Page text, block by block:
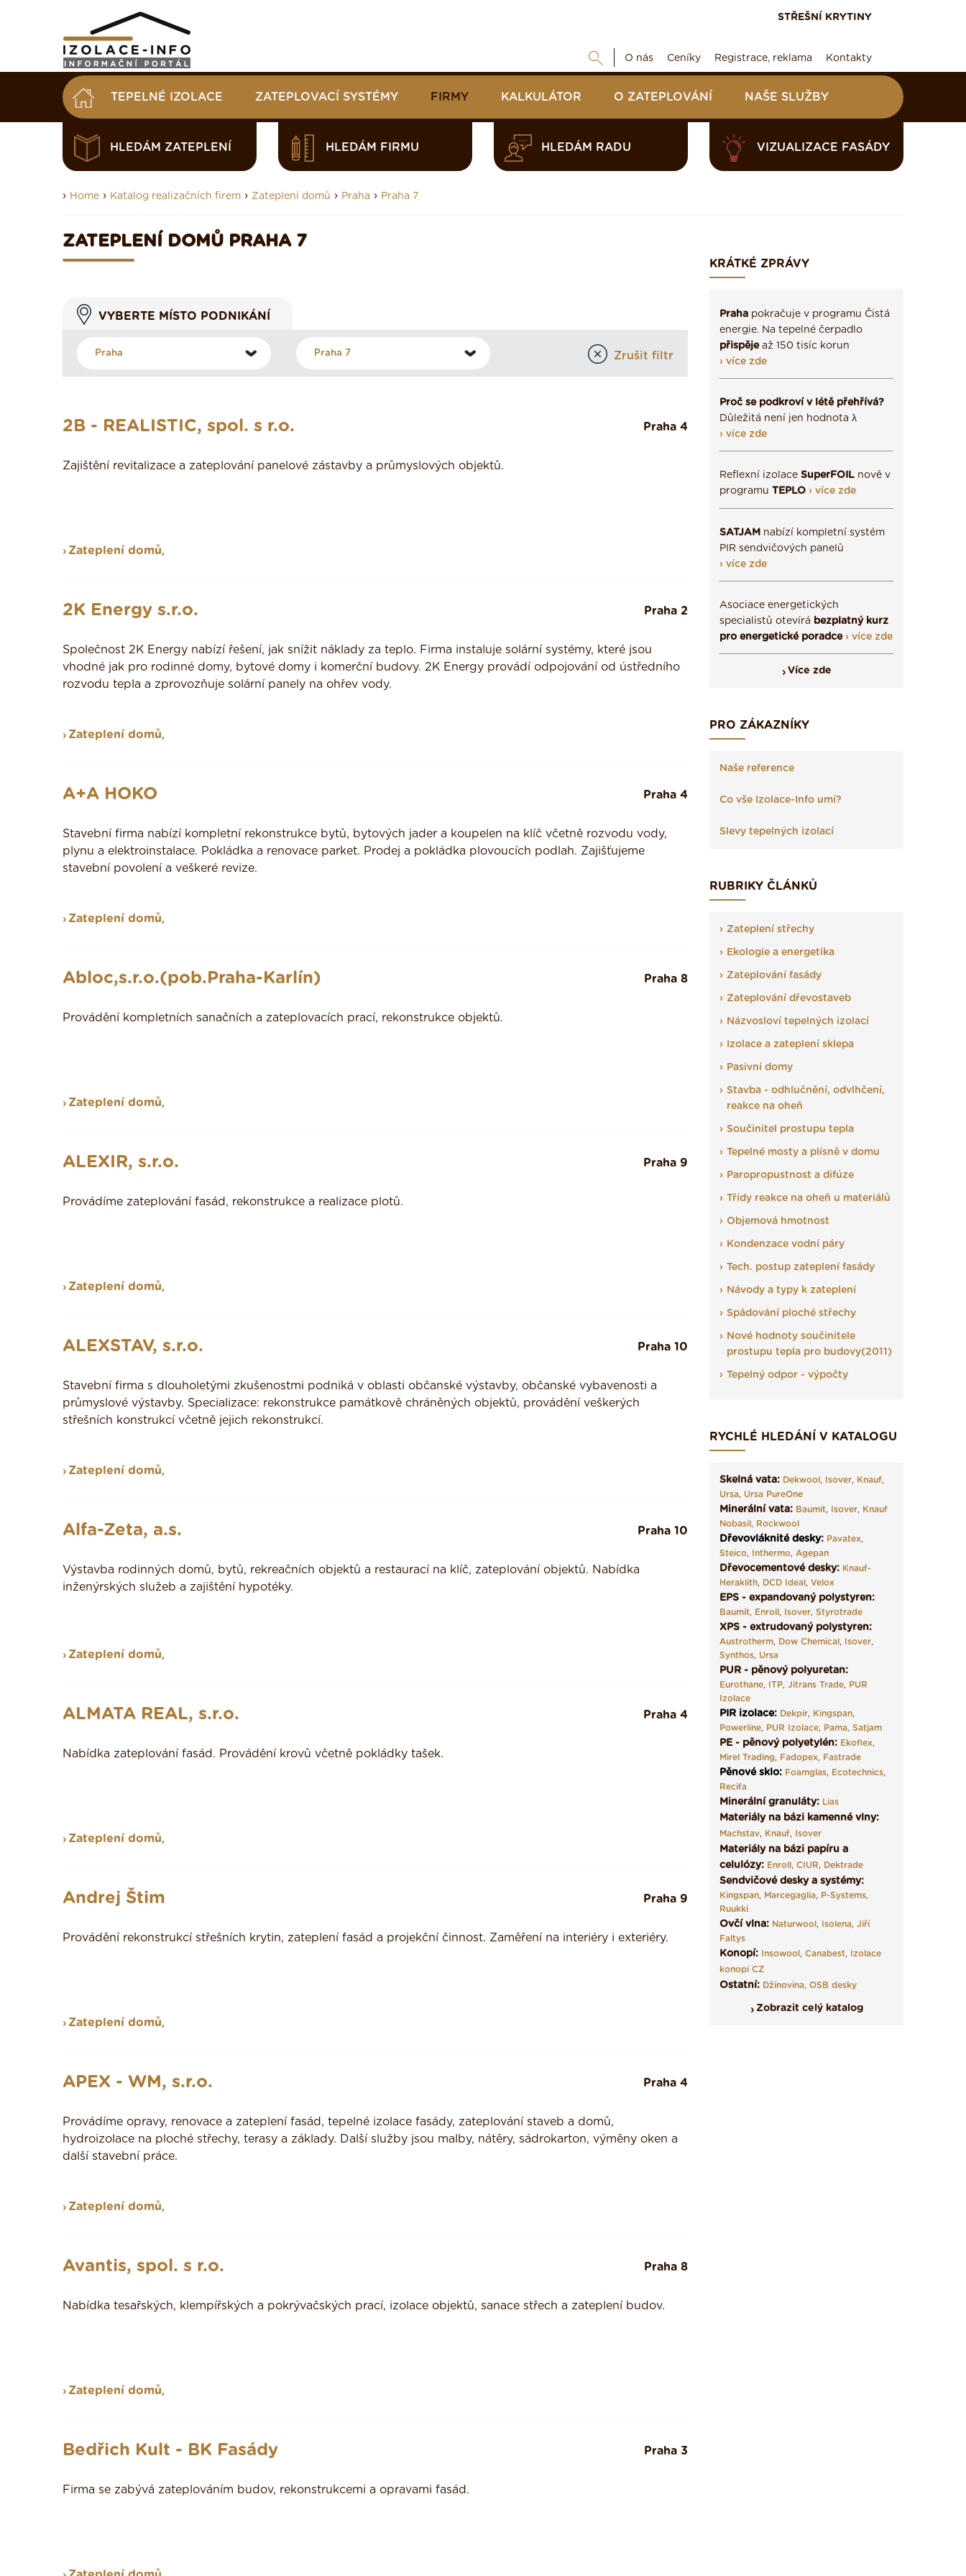
STŘEŠNÍ KRYTINY
O nás Ceníky Registrace, reklama Kontakty
TEPELNÉ IZOLACE ZATEPLOVACÍ SYSTÉMY FIRMY KALKULÁTOR O ZATEPLOVÁNÍ NAŠE SLUŽBY
HLEDÁM ZATEPLENÍ HLEDÁM FIRMU HLEDÁM RADU VIZUALIZACE FASÁDY
› Home › Katalog realizačních firem › Zateplení domů › Praha › Praha 7
ZATEPLENÍ DOMŮ PRAHA 7
VYBERTE MÍSTO PODNIKÁNÍ
Zrušit filtr
2B - REALISTIC, spol. s r.o. Praha 4
Zajištění revitalizace a zateplování panelové zástavby a průmyslových objektů.
Zateplení domů,
2K Energy s.r.o. Praha 2
Společnost 2K Energy nabízí řešení, jak snížit náklady za teplo. Firma instaluje solární systémy, které jsou
vhodné jak pro rodinné domy, bytové domy i komerční budovy. 2K Energy provádí odpojování od ústředního
rozvodu tepla a zprovozňuje solární panely na ohřev vody.
Zateplení domů,
A+A HOKO Praha 4
Stavební firma nabízí kompletní rekonstrukce bytů, bytových jader a koupelen na klíč včetně rozvodu vody,
plynu a elektroinstalace. Pokládka a renovace parket. Prodej a pokládka plovoucích podlah. Zajišťujeme
stavební povolení a veškeré revize.
Zateplení domů,
Abloc,s.r.o.(pob.Praha-Karlín) Praha 8
Provádění kompletních sanačních a zateplovacích prací, rekonstrukce objektů.
Zateplení domů,
ALEXIR, s.r.o. Praha 9
Provádíme zateplování fasád, rekonstrukce a realizace plotů.
Zateplení domů,
ALEXSTAV, s.r.o. Praha 10
Stavební firma s dlouholetými zkušenostmi podniká v oblasti občanské výstavby, občanské vybavenosti a
průmyslové výstavby. Specializace: rekonstrukce památkově chráněných objektů, provádění veškerých
střešních konstrukcí včetně jejich rekonstrukcí.
Zateplení domů,
Alfa-Zeta, a.s. Praha 10
Výstavba rodinných domů, bytů, rekreačních objektů a restaurací na klíč, zateplování objektů. Nabídka
inženýrských služeb a zajištění hypotéky.
Zateplení domů,
ALMATA REAL, s.r.o. Praha 4
Nabídka zateplování fasád. Provádění krovů včetně pokládky tašek.
Zateplení domů,
Andrej Štim Praha 9
Provádění rekonstrukcí střešních krytin, zateplení fasád a projekční činnost. Zaměření na interiéry i exteriéry.
Zateplení domů,
APEX - WM, s.r.o. Praha 4
Provádíme opravy, renovace a zateplení fasád, tepelné izolace fasády, zateplování staveb a domů,
hydroizolace na ploché střechy, terasy a základy. Další služby jsou malby, nátěry, sádrokarton, výměny oken a
další stavební práce.
Zateplení domů,
Avantis, spol. s r.o. Praha 8
Nabídka tesařských, klempířských a pokrývačských prací, izolace objektů, sanace střech a zateplení budov.
Zateplení domů,
Bedřich Kult - BK Fasády Praha 3
Firma se zabývá zateplováním budov, rekonstrukcemi a opravami fasád.
KRÁTKÉ ZPRÁVY
Praha pokračuje v programu Čistá
energie. Na tepelné čerpadlo
přispějeaž 150 tisíc korun
› více zde
Proč se podkroví v létě přehřívá?
Důležitá není jen hodnota λ
› více zde
Reflexní izolace SuperFOIL nově v
programu TEPLO › více zde
SATJAM nabízí kompletní systém
PIR sendvičových panelů
› více zde
Asociace energetických
specialistů otevírá bezplatný kurz
pro energetické poradce › více zde
Více zde
PRO ZÁKAZNÍKY
Naše reference
Co vše Izolace-Info umí?
Slevy tepelných izolací
RUBRIKY ČLÁNKŮ
Zateplení střechy
Ekologie a energetika
Zateplování fasády
Zateplování dřevostaveb
Názvosloví tepelných izolací
Izolace a zateplení sklepa
Pasivní domy
Stavba - odhlučnění, odvlhčení,
reakce na oheň
Součinitel prostupu tepla
Tepelné mosty a plísně v domu
Paropropustnost a difúze
Třídy reakce na oheň u materiálů
Objemová hmotnost
Kondenzace vodní páry
Tech. postup zateplení fasády
Návody a typy k zateplení
Spádování ploché střechy
Nové hodnoty součinitele
prostupu tepla pro budovy(2011)
Tepelný odpor - výpočty
RYCHLÉ HLEDÁNÍ V KATALOGU
Skelná vata: Dekwool, Isover, Knauf,
Ursa, Ursa PureOne
Minerální vata: Baumit, Isover, Knauf
Nobasil, Rockwool
Dřevovláknité desky: Pavatex,
Steico, Inthermo, Agepan
Dřevocementové desky: Knauf-
Heraklith, DCD Ideal, Velox
EPS - expandovaný polystyren:
Baumit, Enroll, Isover, Styrotrade
XPS - extrudovaný polystyren:
Austrotherm, Dow Chemical, Isover,
Synthos, Ursa
PUR - pěnový polyuretan:
Eurothane, ITP, Jitrans Trade, PUR
Izolace
PIR izolace: Dekpir, Kingspan,
Powerline, PUR Izolace, Pama, Satjam
PE - pěnový polyetylén: Ekoflex,
Mirel Trading, Fadopex, Fastrade
Pěnové sklo: Foamglas, Ecotechnics,
Recifa
Minerální granuláty: Lias
Materiály na bázi kamenné vlny:
Machstav, Knauf, Isover
Materiály na bázi papíru a
celulózy: Enroll, CIUR, Dektrade
Sendvičové desky a systémy:
Kingspan, Marcegaglia, P-Systems,
Ruukki
Ovčí vlna: Naturwool, Isolena, Jiří
Faltys
Konopí: Insowool, Canabest, Izolace
konopí CZ
Ostatní: Džínovina, OSB desky
Zobrazit celý katalog